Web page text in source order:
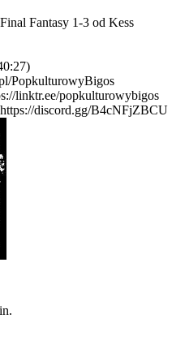
Fantasy 1-3 od Kess
PopkulturowyBigos
linktr.ee/popkulturowybigos
discord.gg/B4cNFjZBCU